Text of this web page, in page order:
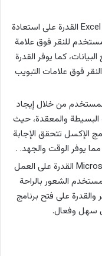
استعادة البيانات وجداول البيانات يوفر Excel القدرة على استعادة
للنقر فوق علامة
كما يوفر القدرة
فوق علامات التبويب
من خلال إيجاد
البسيطة والمعقدة، حيث
الإكسل تتحقق الإجابة
يوفر الوقت والجهد. .
الوصول إلى الإنترنت توفر مجموعة Microsoft القدرة على العمل
الشعور بالراحة
على فتح برنامج